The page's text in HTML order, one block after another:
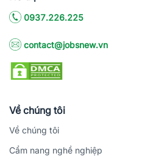
0937.226.225
contact@jobsnew.vn
Về chúng tôi
Về chúng tôi
Cẩm nang nghề nghiệp